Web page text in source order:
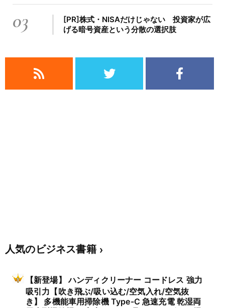
03
[PR]株式・NISAだけじゃない 投資家が広
げる暗号資産という分散の選択肢
人気のビジネス書籍
【新登場】 ハンディクリーナー コードレス 強力
吸引力【吹き飛ぶ/吸い込む/空気入れ/空気抜
き】 多機能車用掃除機 Type-C 急速充電 乾湿両